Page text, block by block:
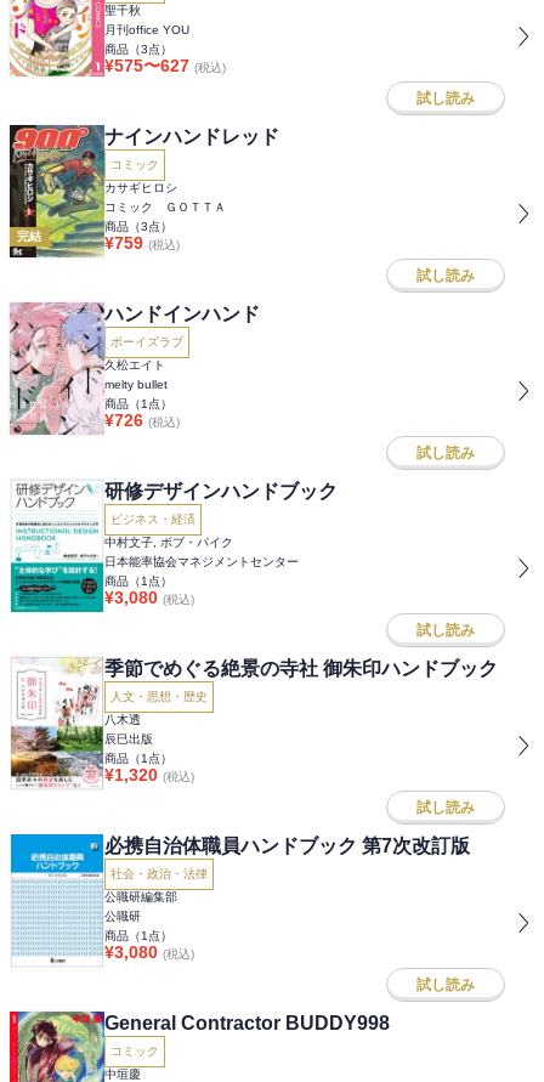
聖千秋
月刊office YOU
商品（3点）
¥575〜627 (税込)
試し読み
完結
ナインハンドレッド
コミック
カサギヒロシ
コミック ＧＯＴＴＡ
商品（3点）
¥759 (税込)
試し読み
ハンドインハンド
ボーイズラブ
久松エイト
melty bullet
商品（1 点）
¥726 (税込)
試し読み
研修デザインハンドブック
ビジネス・経済
中村文子, ボブ・パイク
日本能率協会マネジメントセンター
商品（1 点）
¥3,080 (税込)
試し読み
季節でめぐる絶景の寺社 御朱印ハンドブック
人文・思想・歴史
八木透
辰巳出版
商品（1 点）
¥1,320 (税込)
試し読み
必携自治体職員ハンドブック 第7次改訂版
社会・政治・法律
公職研編集部
公職研
商品（1 点）
¥3,080 (税込)
試し読み
General Contractor BUDDY998
コミック
中垣慶